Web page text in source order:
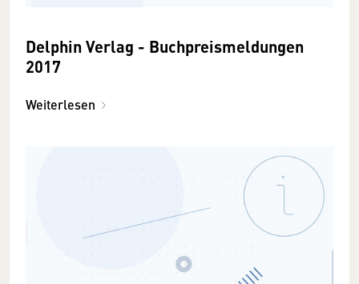
Delphin Verlag - Buchpreismeldungen
2017
Weiterlesen